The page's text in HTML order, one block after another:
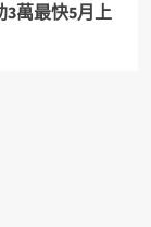
3萬最快5月上